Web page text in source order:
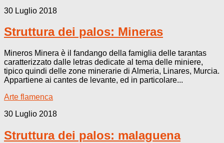
30 Luglio 2018
Struttura dei palos: Mineras
Mineros Minera è il fandango della famiglia delle tarantas
caratterizzato dalle letras dedicate al tema delle miniere,
tipico quindi delle zone minerarie di Almeria, Linares, Murcia.
Appartiene ai cantes de levante, ed in particolare...
Arte flamenca
30 Luglio 2018
Struttura dei palos: malaguena